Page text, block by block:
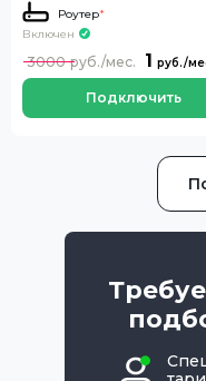
Роутер*
Включен
1
3000
Подключить